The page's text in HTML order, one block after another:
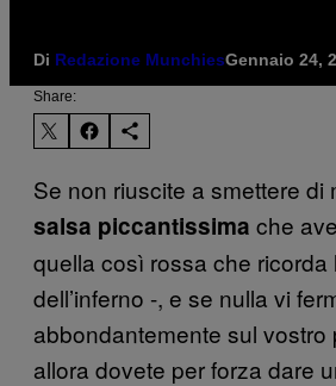
Di Redazione MunchiesGennaio 24,
Share:
Se non riuscite a smettere di
salsa piccantissima che
quella così rossa che ricorda
dell’inferno -, e se nulla vi
abbondantemente sul vostro
allora dovete per forza dare